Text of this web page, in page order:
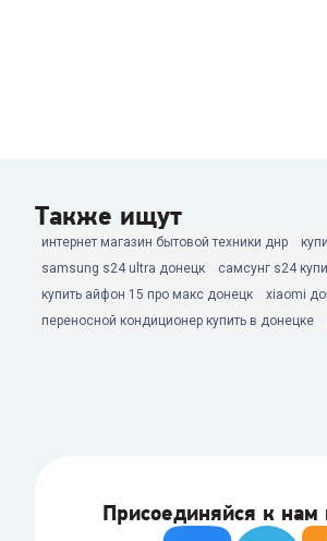
Также ищут
интернет магазин бытовой техники днр
samsung s24 ultra донецк
самсунг s24
купить айфон 15 про макс донецк
xiaomi
переносной кондиционер купить в донецке
Присоединяйся к нам